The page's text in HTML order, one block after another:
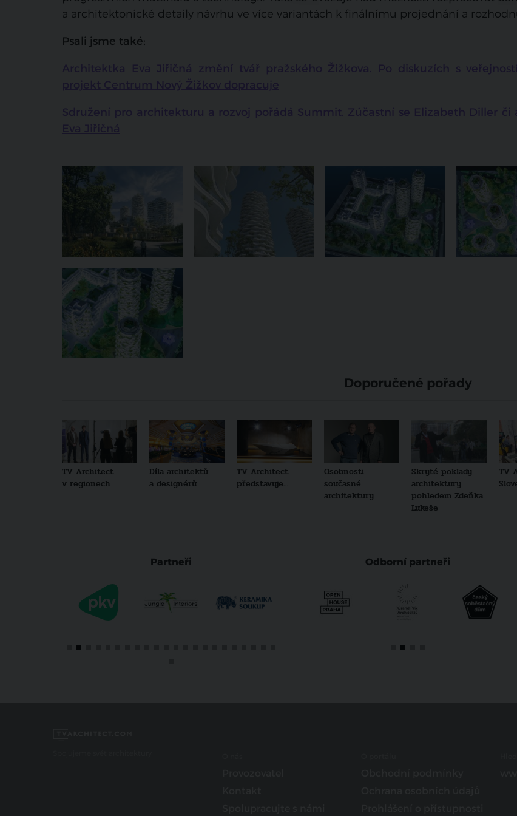
a architektonické detaily návrhu ve více variantách k finálnímu projednání a
Psali jsme také:
Architektka Eva Jiřičná změní tvář pražského Žižkova. Po diskuzích s
projekt Centrum Nový Žižkov dopracuje
Sdružení pro architekturu a rozvoj pořádá Summit. Zúčastní se Elizabeth Diller či
Doporučené pořady
TV Architect
v regionech
Díla architektů
a designérů
TV Architect
představuje...
Osobnosti
současné
architektury
Skryté poklady
architektury
pohledem Zdeňka
Lukeše
TV
Partneři Odborní partneři